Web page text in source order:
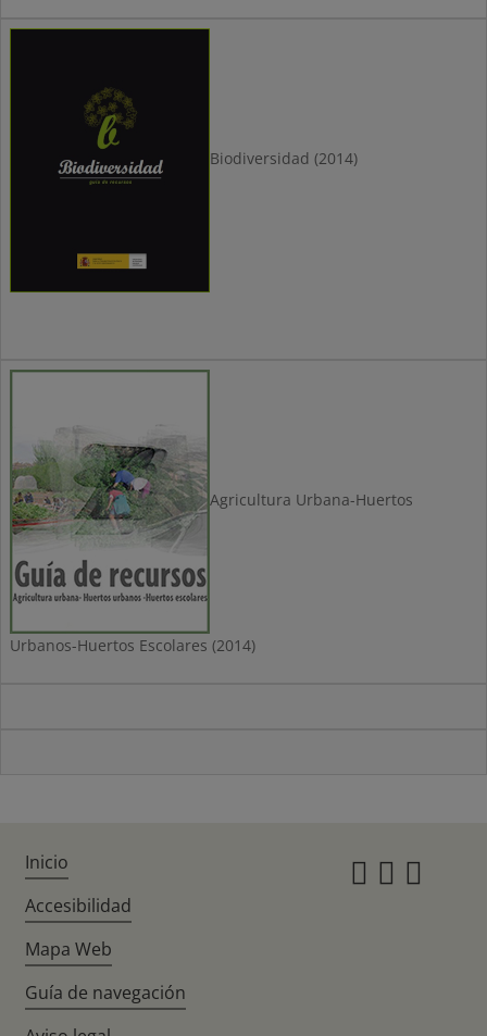
Biodiversidad (2014)
Agricultura Urbana-Huertos
Urbanos-Huertos Escolares (2014)
Inicio
Accesibilidad
Mapa Web
Guía de navegación